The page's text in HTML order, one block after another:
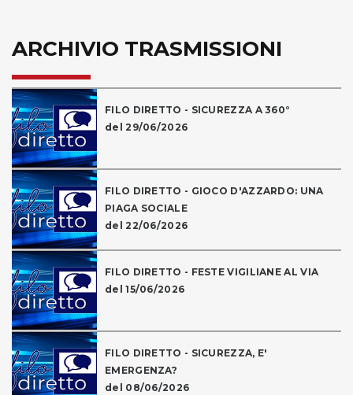
ARCHIVIO TRASMISSIONI
FILO DIRETTO - SICUREZZA A 360°
del 29/06/2026
FILO DIRETTO - GIOCO D'AZZARDO: UNA
PIAGA SOCIALE
del 22/06/2026
FILO DIRETTO - FESTE VIGILIANE AL VIA
del 15/06/2026
FILO DIRETTO - SICUREZZA, E'
EMERGENZA?
del 08/06/2026